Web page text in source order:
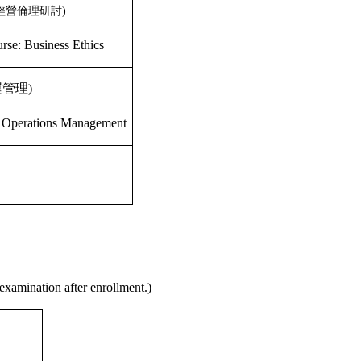
營倫理研討)
Business Ethics
理)
Management
after enrollment.)